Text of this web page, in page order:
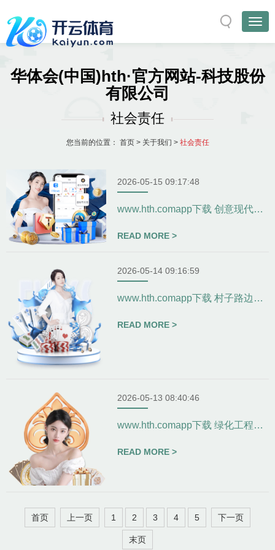
华体会(中国)hth·官方网站-科技股份
有限公司
社会责任
您当前的位置： 首页> 关于我们 > 社会责任
2026-05-15 09:17:48
www.hth.comapp下载 创意现代农业园林景观设计-
READ MORE >
2026-05-14 09:16:59
www.hth.comapp下载 村子路边花坛园林景观设计-
READ MORE >
2026-05-13 08:40:46
www.hth.comapp下载 绿化工程如何应对城市化进程中的挑战？-
READ MORE >
首页 上一页 1 2 3 4 5 下一页
末页